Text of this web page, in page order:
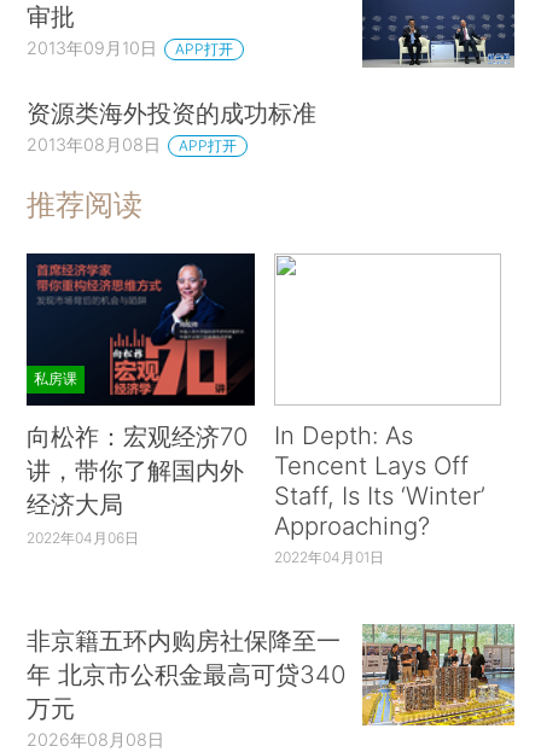
审批
2013年09月10日 APP打开
资源类海外投资的成功标准
2013年08月08日 APP打开
推荐阅读
私房课
向松祚：宏观经济70
讲，带你了解国内外
经济大局
2022年04月06日
In Depth: As
Tencent Lays Off
Staff, Is Its ‘Winter’
Approaching?
2022年04月01日
非京籍五环内购房社保降至一
年 北京市公积金最高可贷340
万元
2026年08月08日